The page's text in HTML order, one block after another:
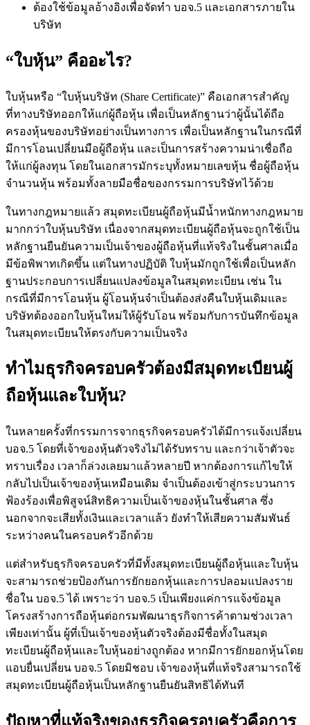
ต้องใช้ข้อมูลอ้างอิงเพื่อจัดทำ บอจ.5 และเอกสารภายใน
บริษัท
“ใบหุ้น” คืออะไร?
ใบหุ้นหรือ “ใบหุ้นบริษัท (Share Certificate)” คือเอกสารสำคัญ
ที่ทางบริษัทออกให้แก่ผู้ถือหุ้น เพื่อเป็นหลักฐานว่าผู้นั้นได้ถือ
ครองหุ้นของบริษัทอย่างเป็นทางการ เพื่อเป็นหลักฐานในกรณีที่
มีการโอนเปลี่ยนมือผู้ถือหุ้น และเป็นการสร้างความน่าเชื่อถือ
ให้แก่ผู้ลงทุน โดยในเอกสารมักระบุทั้งหมายเลขหุ้น ชื่อผู้ถือหุ้น
จำนวนหุ้น พร้อมทั้งลายมือชื่อของกรรมการบริษัทไว้ด้วย
ในทางกฎหมายแล้ว สมุดทะเบียนผู้ถือหุ้นมีน้ำหนักทางกฎหมาย
มากกว่าใบหุ้นบริษัท เนื่องจากสมุดทะเบียนผู้ถือหุ้นจะถูกใช้เป็น
หลักฐานยืนยันความเป็นเจ้าของผู้ถือหุ้นที่แท้จริงในชั้นศาลเมื่อ
มีข้อพิพาทเกิดขึ้น แต่ในทางปฏิบัติ ใบหุ้นมักถูกใช้เพื่อเป็นหลัก
ฐานประกอบการเปลี่ยนแปลงข้อมูลในสมุดทะเบียน เช่น ใน
กรณีที่มีการโอนหุ้น ผู้โอนหุ้นจำเป็นต้องส่งคืนใบหุ้นเดิมและ
บริษัทต้องออกใบหุ้นใหม่ให้ผู้รับโอน พร้อมกับการบันทึกข้อมูล
ในสมุดทะเบียนให้ตรงกับความเป็นจริง
ทำไมธุรกิจครอบครัวต้องมีสมุดทะเบียนผู้
ถือหุ้นและใบหุ้น?
ในหลายครั้งที่กรรมการจากธุรกิจครอบครัวได้มีการแจ้งเปลี่ยน
บอจ.5 โดยที่เจ้าของหุ้นตัวจริงไม่ได้รับทราบ และกว่าเจ้าตัวจะ
ทราบเรื่อง เวลาก็ล่วงเลยมาแล้วหลายปี หากต้องการแก้ไขให้
กลับไปเป็นเจ้าของหุ้นเหมือนเดิม จำเป็นต้องเข้าสู่กระบวนการ
ฟ้องร้องเพื่อพิสูจน์สิทธิความเป็นเจ้าของหุ้นในชั้นศาล ซึ่ง
นอกจากจะเสียทั้งเงินและเวลาแล้ว ยังทำให้เสียความสัมพันธ์
ระหว่างคนในครอบครัวอีกด้วย
แต่สำหรับธุรกิจครอบครัวที่มีทั้งสมุดทะเบียนผู้ถือหุ้นและใบหุ้น
จะสามารถช่วยป้องกันการยักยอกหุ้นและการปลอมแปลงราย
ชื่อใน บอจ.5 ได้ เพราะว่า บอจ.5 เป็นเพียงแค่การแจ้งข้อมูล
โครงสร้างการถือหุ้นต่อกรมพัฒนาธุรกิจการค้าตามช่วงเวลา
เพียงเท่านั้น ผู้ที่เป็นเจ้าของหุ้นตัวจริงต้องมีชื่อทั้งในสมุด
ทะเบียนผู้ถือหุ้นและใบหุ้นอย่างถูกต้อง หากมีการยักยอกหุ้นโดย
แอบยื่นเปลี่ยน บอจ.5 โดยมิชอบ เจ้าของหุ้นที่แท้จริงสามารถใช้
สมุดทะเบียนผู้ถือหุ้นเป็นหลักฐานยืนยันสิทธิได้ทันที